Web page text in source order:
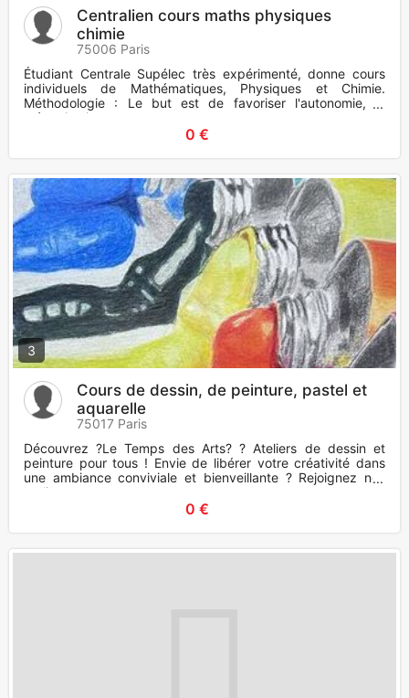
Centralien cours maths physiques
chimie
75006 Paris
Étudiant Centrale Supélec très expérimenté, donne cours
individuels de Mathématiques, Physiques et Chimie.
Méthodologie : Le but est de favoriser l'autonomie, la
mémorisation
0 €
3
Cours de dessin, de peinture, pastel et
aquarelle
75017 Paris
Découvrez ?Le Temps des Arts? ? Ateliers de dessin et
peinture pour tous ! Envie de libérer votre créativité dans
une ambiance conviviale et bienveillante ? Rejoignez nos
ateli
0 €